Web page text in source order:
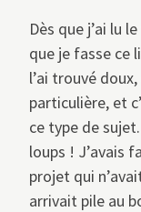
Dès que j’ai lu
que je fasse ce
l’ai trouvé
particulière, et
ce type de
loups ! J’avais
projet qui
arrivait pile au